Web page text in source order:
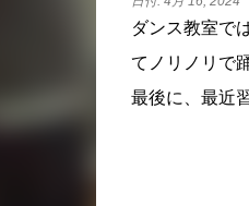
ダンス教室で
てノリノリで
最後に、最近